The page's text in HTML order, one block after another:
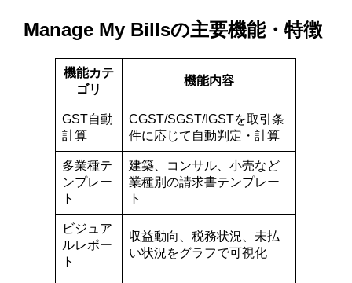
Manage My Billsの主要機能・特徴
機能カテ
ゴリ
機能内容
GST自動
計算
CGST/SGST/IGSTを取引条
件に応じて自動判定・計算
多業種テ
ンプレー
ト
建築、コンサル、小売など
業種別の請求書テンプレー
ト
ビジュア
ルレポー
ト
収益動向、税務状況、未払
い状況をグラフで可視化